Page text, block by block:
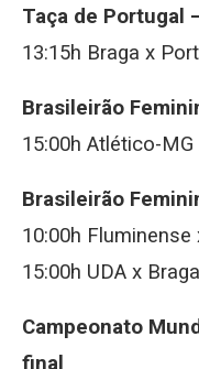
Taça de Portugal
13:15h Braga x
Brasileirão
15:00h Atlético-
Brasileirão
10:00h Fluminense
15:00h UDA x
Campeonato
final